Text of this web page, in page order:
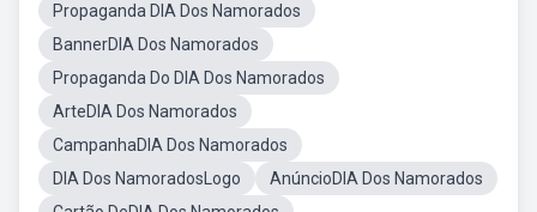
Propaganda DIA Dos Namorados
BannerDIA Dos Namorados
Propaganda Do DIA Dos Namorados
ArteDIA Dos Namorados
CampanhaDIA Dos Namorados
DIA Dos NamoradosLogo
AnúncioDIA Dos Namorados